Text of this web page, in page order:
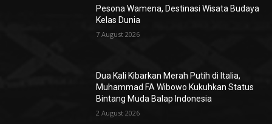
Pesona Wamena, Destinasi Wisata Budaya
Kelas Dunia
7 August 2026
Dua Kali Kibarkan Merah Putih di Italia,
Muhammad FA Wibowo Kukuhkan Status
Bintang Muda Balap Indonesia
2 August 2026